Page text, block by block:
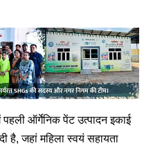
ऑर्गेनिक पेंट उत्पादन इकाई
है, जहां महिला स्वयं सहायता